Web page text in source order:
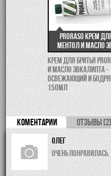
Proraso крем для
ментол и масло
Крем для бритья
и масло эвкалипта -
освежающий и
150мл
КОМЕНТАРИИ ОТЗЫВЫ (2)
Олег
Очень